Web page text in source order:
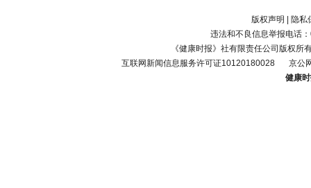
版权声明
隐私
违法和不良信息举报电话
《健康时报》社有限责任公司版权所
互联网新闻信息服务许可证10120180028
京公
健康